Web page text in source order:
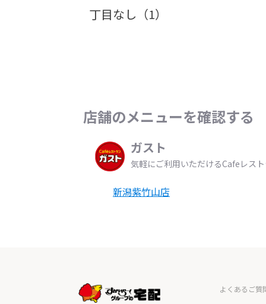
丁目なし（1）
店舗のメニューを確認する
ガスト
気軽にご利用いただけるCafeレス
新潟紫竹山店
よくあるご質